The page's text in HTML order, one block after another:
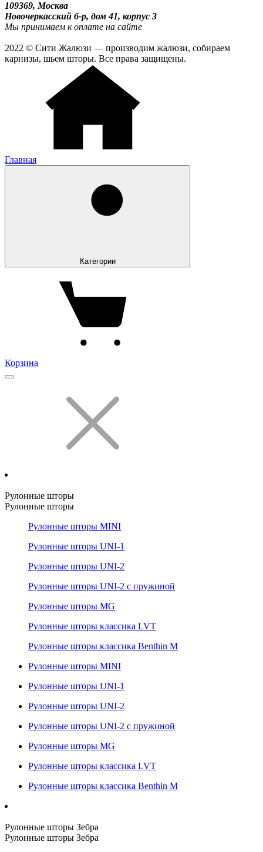
109369, Москва
Новочеркасский б-р, дом 41, корпус 3
Мы принимаем к оплате на сайте
2022 © Сити Жалюзи — производим жалюзи, собираем
карнизы, шьем шторы. Все права защищены.
Главная
Категории
Корзина
Рулонные шторы
Рулонные шторы
Рулонные шторы MINI
Рулонные шторы UNI-1
Рулонные шторы UNI-2
Рулонные шторы UNI-2 с пружиной
Рулонные шторы MG
Рулонные шторы классика LVT
Рулонные шторы классика Benthin M
Рулонные шторы MINI
Рулонные шторы UNI-1
Рулонные шторы UNI-2
Рулонные шторы UNI-2 с пружиной
Рулонные шторы MG
Рулонные шторы классика LVT
Рулонные шторы классика Benthin M
Рулонные шторы Зебра
Рулонные шторы Зебра